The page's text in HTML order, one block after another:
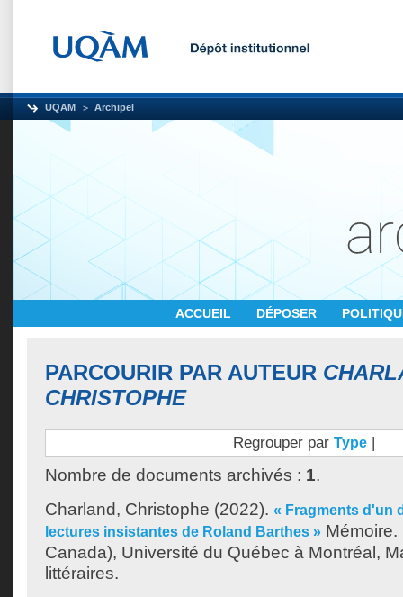
UQAM Archipel
ACCUEIL DÉPOSER
PARCOURIR PAR AUTEUR
CHRISTOPHE
Regrouper par Type |
Nombre de documents archivés : 1.
Charland, Christophe (2022). « Fragments d'un
lectures insistantes de Roland Barthes »
Canada), Université du Québec à Montréal,
littéraires.